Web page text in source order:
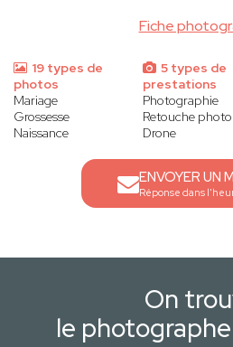
Fiche
19 types de
photos
Mariage
Grossesse
Naissance
5 types de
prestations
Photographie
Retouche photo
Drone
ENVOYER UN
Réponse dans
On
le